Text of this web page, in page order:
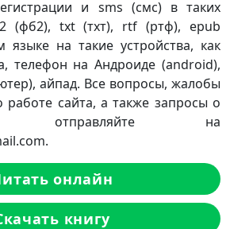
и sms (смс) в таких
(фб2), txt (тхт), rtf (ртф), epub
языке на такие устройства, как
телефон на Андроиде (android),
айпад. Все вопросы, жалобы
сайта, а также запросы о
отправляйте на
онлайн
книгу